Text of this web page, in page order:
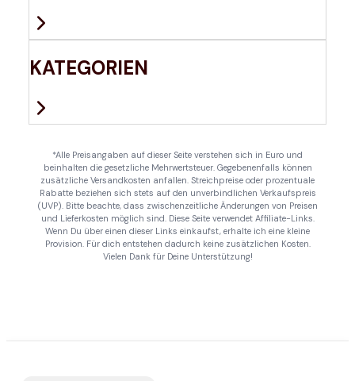
KATEGORIEN
*Alle Preisangaben auf dieser Seite verstehen sich in Euro und
beinhalten die gesetzliche Mehrwertsteuer. Gegebenenfalls können
zusätzliche Versandkosten anfallen. Streichpreise oder prozentuale
Rabatte beziehen sich stets auf den unverbindlichen Verkaufspreis
(UVP). Bitte beachte, dass zwischenzeitliche Änderungen von Preisen
und Lieferkosten möglich sind. Diese Seite verwendet Affiliate-Links.
Wenn Du über einen dieser Links einkaufst, erhalte ich eine kleine
Provision. Für dich entstehen dadurch keine zusätzlichen Kosten.
Vielen Dank für Deine Unterstützung!